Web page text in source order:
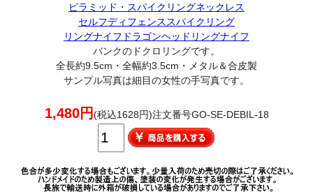
ピラミッド・スパイクリングネックレス
セルフディフェンススパイクリング
リングナイフ ドラゴンヘッドリングナイフ
バンクのドクロリングです。
全長約9.5cm・全幅約3.5cm・メタル＆合皮製
サンプル写真は細目の女性の手写真です。
1,480円(税込1628円)注文番号GO-SE-DEBIL-18